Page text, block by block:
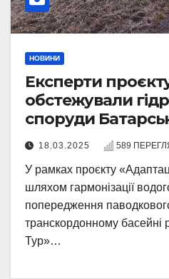
НОВИНИ
Експерти
обстежували
споруди
18.03.2025 589
У рамках проєкту
шляхом гармонізації
попередження
транскордонному басейні
Тур»…